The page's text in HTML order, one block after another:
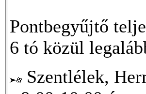
Pontbegyűjtő
6 tó közül
Szentlélek,